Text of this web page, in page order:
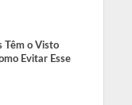
Têm o Visto
Evitar Esse